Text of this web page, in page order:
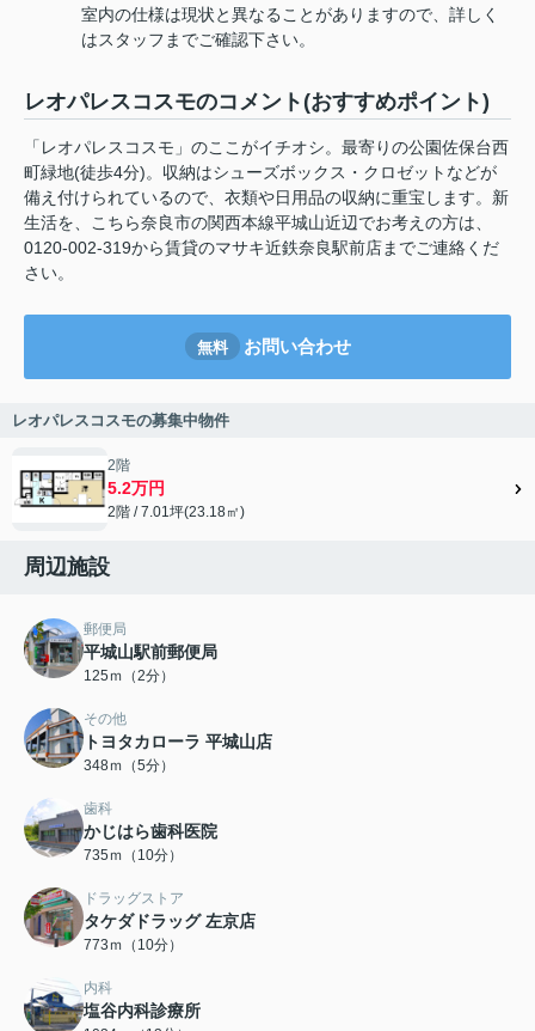
室内の仕様は現状と異なることがありますので、詳しく
はスタッフまでご確認下さい。
レオパレスコスモのコメント(おすすめポイント)
「レオパレスコスモ」のここがイチオシ。最寄りの公園佐保台西
町緑地(徒歩4分)。収納はシューズボックス・クロゼットなどが
備え付けられているので、衣類や日用品の収納に重宝します。新
生活を、こちら奈良市の関西本線平城山近辺でお考えの方は、
0120-002-319から賃貸のマサキ近鉄奈良駅前店までご連絡くだ
さい。
無料 お問い合わせ
レオパレスコスモの募集中物件
2階
5.2万円
2階 / 7.01坪(23.18㎡)
周辺施設
郵便局
平城山駅前郵便局
125ｍ（2分）
その他
トヨタカローラ 平城山店
348ｍ（5分）
歯科
かじはら歯科医院
735ｍ（10分）
ドラッグストア
タケダドラッグ 左京店
773ｍ（10分）
内科
塩谷内科診療所